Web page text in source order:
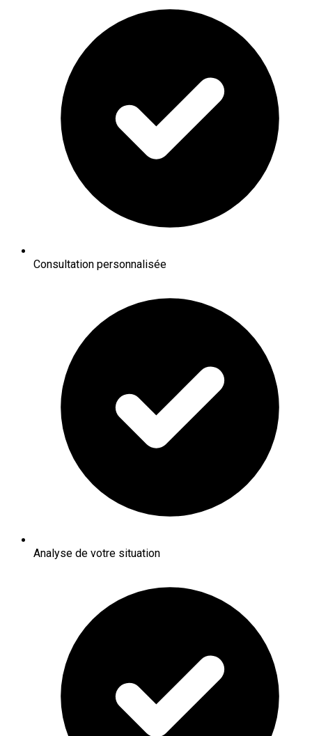
Consultation personnalisée
Analyse de votre situation